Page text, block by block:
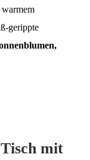
gerippte
mit